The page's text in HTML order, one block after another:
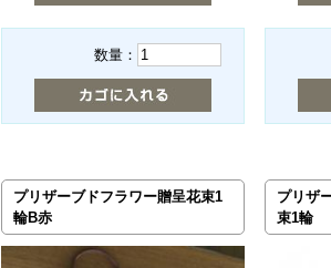
数量：
プリザーブドフラワー贈呈花束1
輪B赤
プリザ
束1輪